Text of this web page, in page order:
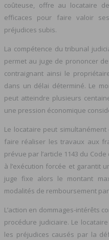
coûteuse, offre au locataire
efficaces pour faire valoir
préjudices subis.
La compétence du tribunal
permet au juge de prononcer
contraignant ainsi le
dans un délai déterminé. Le
peut atteindre plusieurs
une pression économique
Le locataire peut
faire réaliser les travaux aux
prévue par l’article 1143 du
à l’exécution forcée et garantit
juge fixe alors le montant
modalités de remboursement
L’action en dommages-intérêts
procédure judiciaire. Le
les préjudices causés par la